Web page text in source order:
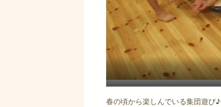
春の頃から楽しんでいる集団遊び♪